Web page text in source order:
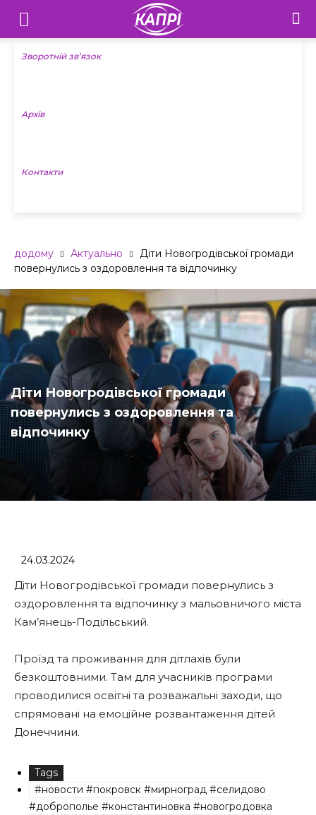
Телебачення
«Капрі»
Новини
Зворотній зв’язок
Архів
Контакти
додому Актуально
Діти Новогродівської громади
повернулись з оздоровлення та відпочинку
Діти Новогродівської громади
повернулись з оздоровлення та
відпочинку
24.03.2024
Діти Новогродівської громади повернулись з
оздоровлення та відпочинку з мальовничого міста
Кам’янець-Подільський.
Проїзд та проживання для дітлахів були
безкоштовними. Там для учасників програми
проводилися освітні та розважальні заходи, що
спрямовані на емоційне розвантаження дітей
Донеччини.
Tags
#новости #покровск #мирноград #селидово
#доброполье #константиновка #новогродовка